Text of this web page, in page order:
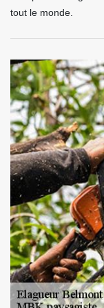
tout le monde.